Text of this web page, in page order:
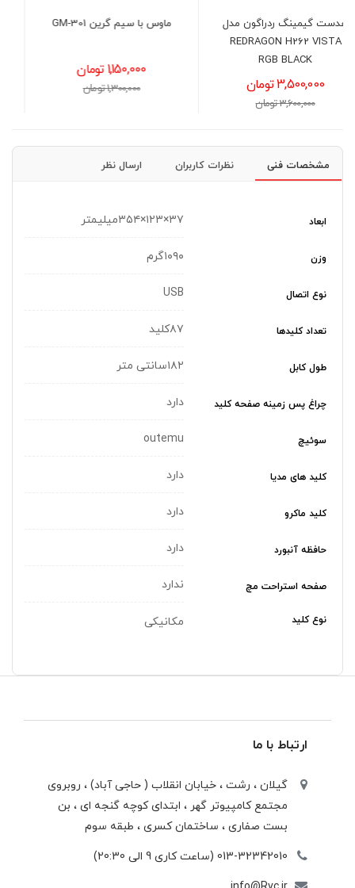
ماوس با سیم گرین GM-301
1,300,000 تومان
1,200,000 تومان
1,400,000 تومان
مشخصات فنی نظرات کاربران ارسال نظر
ابعاد ۳۷×۱۲۳×۳۵۴میلیمتر
وزن ۱۰۹۰گرم
نوع اتصال USB
تعداد کلیدها ۸۷کلید
طول کابل ۱۸۲سانتی متر
چراغ‌ پس زمینه صفحه کلید دارد
سوئیچ outemu
کلید های مدیا دارد
کلید ماکرو دارد
حافظه آنبورد دارد
صفحه استراحت مچ ندارد
نوع کلید مکانیکی
ارتباط با ما
گیلان ، رشت ، خيابان انقلاب ( حاجی آباد) ، روبروی
مجتمع كامپيوتر گهر ، ابتدای كوچه گنجه ای ، بن
بست صفاری ، ساختمان كسری ، طبقه سوم
013-32342010 (ساعت کاری 9 الی 20:30)